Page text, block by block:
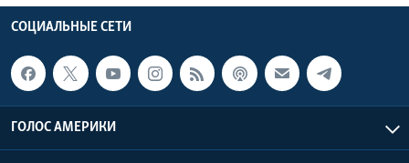
СОЦИАЛЬНЫЕ СЕТИ
ГОЛОС АМЕРИКИ